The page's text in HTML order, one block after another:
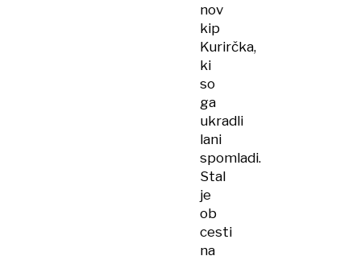
nov
kip
Kurirčka,
ki
so
ga
ukradli
lani
spomladi.
Stal
je
ob
cesti
na